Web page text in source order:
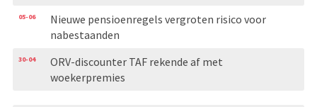
05-06
Nieuwe pensioenregels vergroten risico voor
nabestaanden
30-04
ORV-discounter TAF rekende af met
woekerpremies